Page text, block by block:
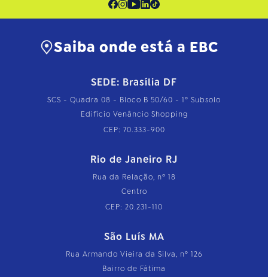
Saiba onde está a EBC
SEDE: Brasília DF
SCS - Quadra 08 - Bloco B 50/60 - 1º Subsolo
Edifício Venâncio Shopping
CEP: 70.333-900
Rio de Janeiro RJ
Rua da Relação, nº 18
Centro
CEP: 20.231-110
São Luís MA
Rua Armando Vieira da Silva, nº 126
Bairro de Fátima